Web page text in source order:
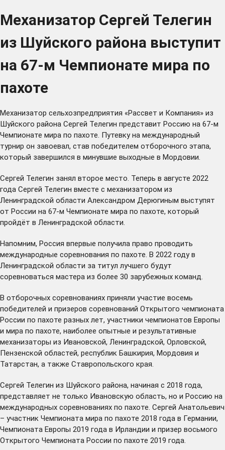
Механизатор Сергей Телегин
из Шуйского района выступит
на 67-м Чемпионате мира по
пахоте
Механизатор сельхозпредприятия «Рассвет и Компания» из
Шуйского района Сергей Телегин представит Россию на 67-м
Чемпионате мира по пахоте. Путевку на международный
турнир он завоевал, став победителем отборочного этапа,
который завершился в минувшие выходные в Мордовии.
Сергей Телегин занял второе место. Теперь в августе 2022
года Сергей Телегин вместе с механизатором из
Ленинградской области Александром Дерюгиным выступят
от России на 67-м Чемпионате мира по пахоте, который
пройдёт в Ленинградской области.
Напомним, Россия впервые получила право проводить
международные соревнования по пахоте. В 2022 году в
Ленинградской области за титул лучшего будут
соревноваться мастера из более 30 зарубежных команд.
В отборочных соревнованиях приняли участие восемь
победителей и призеров соревнований Открытого чемпионата
России по пахоте разных лет, участники чемпионатов Европы
и мира по пахоте, наиболее опытные и результативные
механизаторы из Ивановской, Ленинградской, Орловской,
Пензенской областей, республик Башкирия, Мордовия и
Татарстан, а также Ставропольского края.
Сергей Телегин из Шуйского района, начиная с 2018 года,
представляет не только Ивановскую область, но и Россию на
международных соревнованиях по пахоте. Сергей Анатольевич
– участник Чемпионата мира по пахоте 2018 года в Германии,
Чемпионата Европы 2019 года в Ирландии и призер восьмого
Открытого Чемпионата России по пахоте 2019 года.